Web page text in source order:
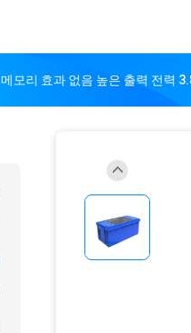
메모리 효과 없음 높은 출력 전력